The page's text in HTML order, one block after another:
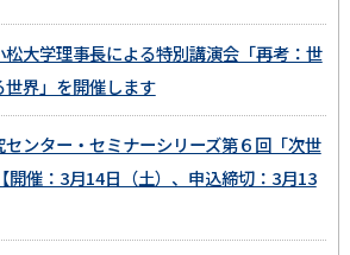
松大学理事長による特別講演会「再考：世
界」を開催します
ンター・セミナーシリーズ第６回「次世
開催：3月14日（土）、申込締切：3月13